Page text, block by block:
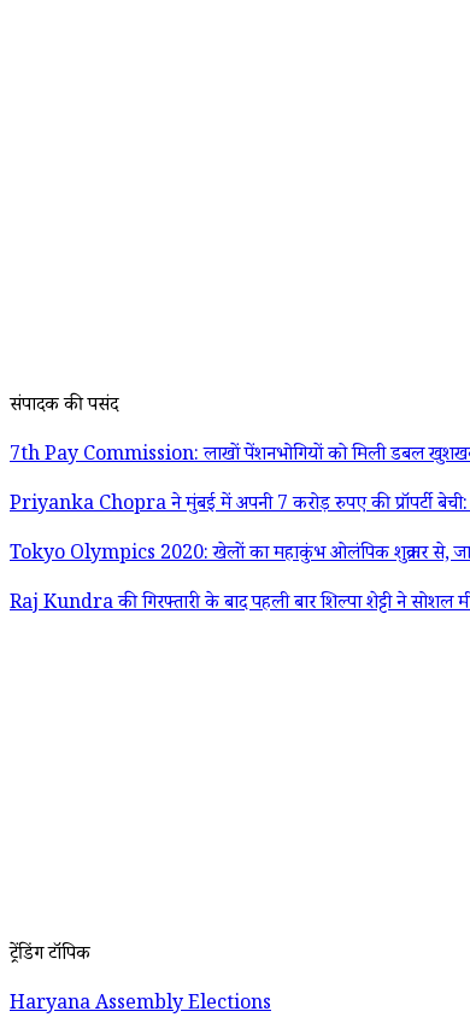
संपादक की पसंद
7th Pay Commission: लाखों पेंशनभोगियों को मिली डबल
Priyanka Chopra ने मुंबई में अपनी 7 करोड़ रुपए की प्रॉपर्टी
Tokyo Olympics 2020: खेलों का महाकुंभ ओलंपिक शुक्रवार से,
Raj Kundra की गिरफ्तारी के बाद पहली बार शिल्पा शेट्टी ने
ट्रेंडिंग टॉपिक
Haryana Assembly Elections